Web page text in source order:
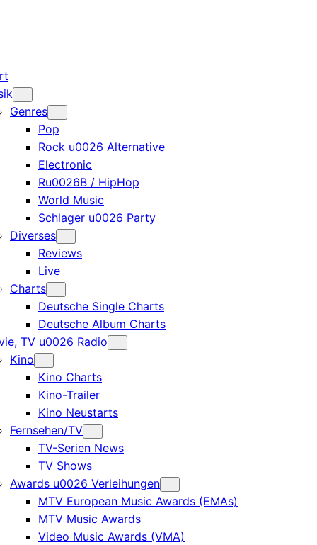
Genres
Pop
Rock u0026 Alternative
Electronic
Ru0026B / HipHop
World Music
Schlager u0026 Party
Diverses
Reviews
Live
Charts
Deutsche Single Charts
Deutsche Album Charts
TV u0026 Radio
Kino
Kino Charts
Kino-Trailer
Kino Neustarts
Fernsehen/TV
TV-Serien News
TV Shows
Awards u0026 Verleihungen
MTV European Music Awards (EMAs)
MTV Music Awards
Video Music Awards (VMA)